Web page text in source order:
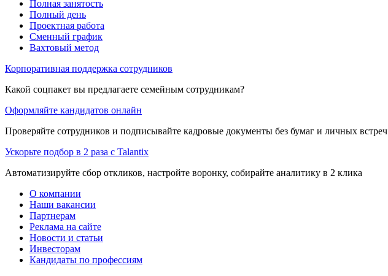
Полная занятость
Полный день
Проектная работа
Сменный график
Вахтовый метод
Корпоративная поддержка сотрудников
Какой соцпакет вы предлагаете семейным сотрудникам?
Оформляйте кандидатов онлайн
Проверяйте сотрудников и подписывайте кадровые документы без бумаг и личных встреч
Ускорьте подбор в 2 раза с Talantix
Автоматизируйте сбор откликов, настройте воронку, собирайте аналитику в 2 клика
О компании
Наши вакансии
Партнерам
Реклама на сайте
Новости и статьи
Инвесторам
Кандидаты по профессиям